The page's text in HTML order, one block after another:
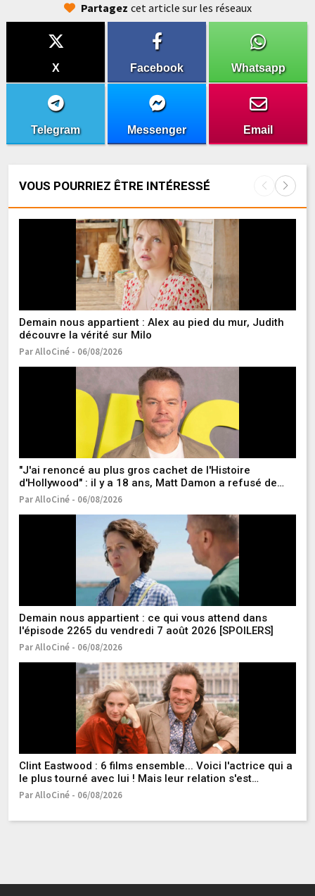
Partagez cet article sur les réseaux
X Facebook Whatsapp
Telegram Messenger Email
VOUS POURRIEZ ÊTRE INTÉRESSÉ
Demain nous appartient : Alex au pied du mur, Judith
découvre la vérité sur Milo
Par AlloCiné - 06/08/2026
"J'ai renoncé au plus gros cachet de l'Histoire
d'Hollywood" : il y a 18 ans, Matt Damon a refusé de
jouer dans l'un des meilleurs films de super-héros de
tous les temps
Par AlloCiné - 06/08/2026
Demain nous appartient : ce qui vous attend dans
l'épisode 2265 du vendredi 7 août 2026 [SPOILERS]
Par AlloCiné - 06/08/2026
Clint Eastwood : 6 films ensemble... Voici l'actrice qui a
le plus tourné avec lui ! Mais leur relation s'est
terminée de manière houleuse
Par AlloCiné - 06/08/2026